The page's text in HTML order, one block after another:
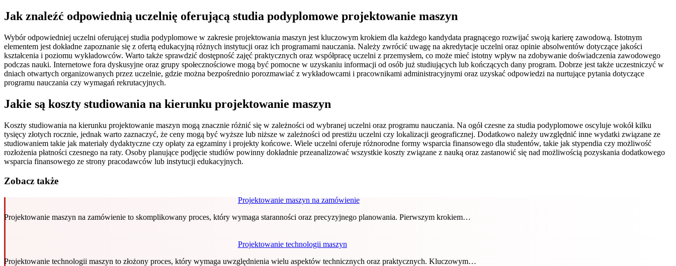
Jak znaleźć odpowiednią uczelnię oferującą studia podyplomowe projektowanie maszyn
Wybór odpowiedniej uczelni oferującej studia podyplomowe w zakresie projektowania maszyn jest kluczowym krokiem dla każdego kandydata pragnącego rozwijać swoją karierę zawodową. Istotnym
elementem jest dokładne zapoznanie się z ofertą edukacyjną różnych instytucji oraz ich programami nauczania. Należy zwrócić uwagę na akredytacje uczelni oraz opinie absolwentów dotyczące jakości
kształcenia i poziomu wykładowców. Warto także sprawdzić dostępność zajęć praktycznych oraz współpracę uczelni z przemysłem, co może mieć istotny wpływ na zdobywanie doświadczenia zawodowego
podczas nauki. Internetowe fora dyskusyjne oraz grupy społecznościowe mogą być pomocne w uzyskaniu informacji od osób już studiujących lub kończących dany program. Dobrze jest także uczestniczyć w
dniach otwartych organizowanych przez uczelnie, gdzie można bezpośrednio porozmawiać z wykładowcami i pracownikami administracyjnymi oraz uzyskać odpowiedzi na nurtujące pytania dotyczące
programu nauczania czy wymagań rekrutacyjnych.
Jakie są koszty studiowania na kierunku projektowanie maszyn
Koszty studiowania na kierunku projektowanie maszyn mogą znacznie różnić się w zależności od wybranej uczelni oraz programu nauczania. Na ogół czesne za studia podyplomowe oscyluje wokół kilku
tysięcy złotych rocznie, jednak warto zaznaczyć, że ceny mogą być wyższe lub niższe w zależności od prestiżu uczelni czy lokalizacji geograficznej. Dodatkowo należy uwzględnić inne wydatki związane ze
studiowaniem takie jak materiały dydaktyczne czy opłaty za egzaminy i projekty końcowe. Wiele uczelni oferuje różnorodne formy wsparcia finansowego dla studentów, takie jak stypendia czy możliwość
rozłożenia płatności czesnego na raty. Osoby planujące podjęcie studiów powinny dokładnie przeanalizować wszystkie koszty związane z nauką oraz zastanowić się nad możliwością pozyskania dodatkowego
wsparcia finansowego ze strony pracodawców lub instytucji edukacyjnych.
Zobacz także
Projektowanie maszyn na zamówienie
Projektowanie maszyn na zamówienie to skomplikowany proces, który wymaga staranności oraz precyzyjnego planowania. Pierwszym krokiem…
Projektowanie technologii maszyn
Projektowanie technologii maszyn to złożony proces, który wymaga uwzględnienia wielu aspektów technicznych oraz praktycznych. Kluczowym…